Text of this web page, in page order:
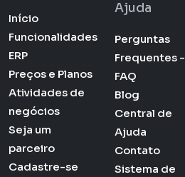
Início
Funcionalidades
ERP
Preços e Planos
Atividades de
negócios
Seja um
parceiro
Cadastre-se
Ajuda
Perguntas
Frequentes -
FAQ
Blog
Central de
Ajuda
Contato
Sistema de